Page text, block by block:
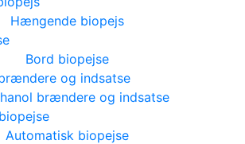
Hængende biopejs
Bord biopejse
brændere og indsatse
Automatisk biopejse